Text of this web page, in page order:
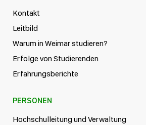
Kontakt
Leitbild
Warum in Weimar studieren?
Erfolge von Studierenden
Erfahrungsberichte
PERSONEN
Hochschulleitung und Verwaltung